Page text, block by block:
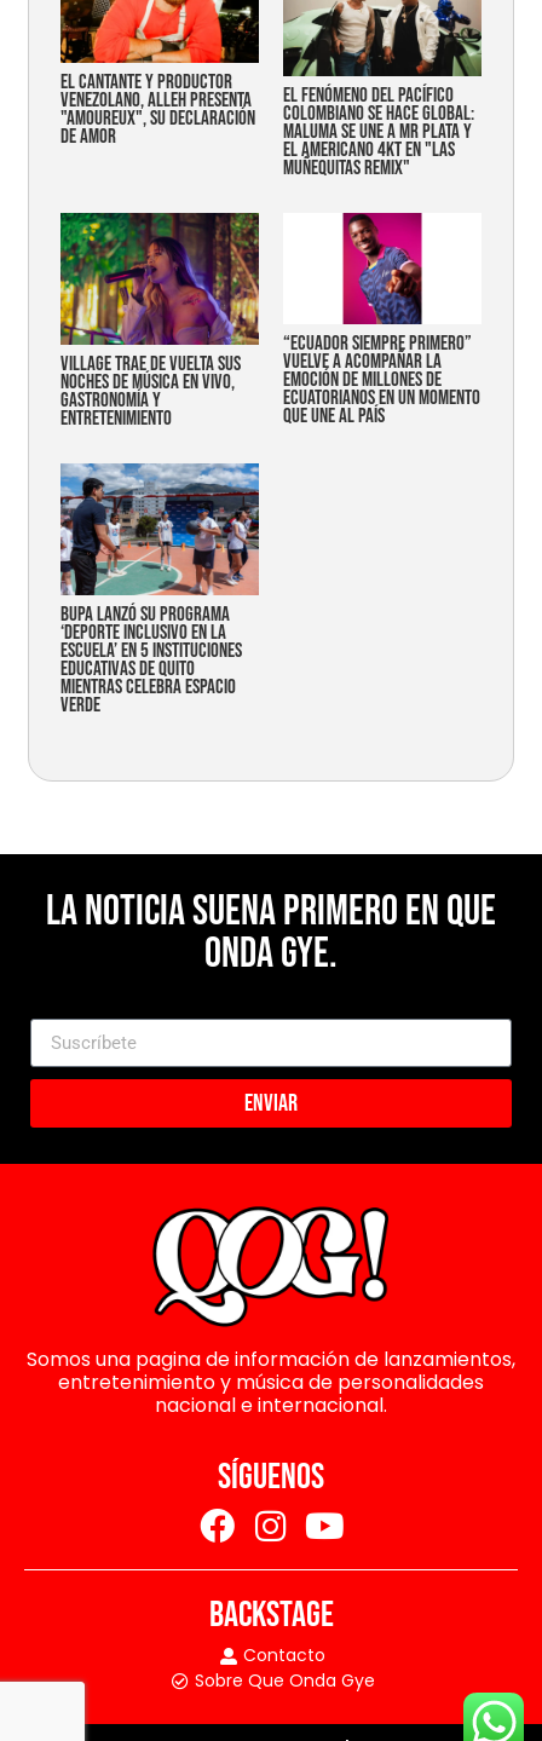
EL CANTANTE Y PRODUCTOR
VENEZOLANO, ALLEH PRESENTA
"AMOUREUX", SU DECLARACIÓN
DE AMOR
EL FENÓMENO DEL PACÍFICO
COLOMBIANO SE HACE GLOBAL:
MALUMA SE UNE A MR PLATA Y
EL AMERICANO 4KT EN "LAS
MUÑEQUITAS REMIX"
Village trae de vuelta sus
noches de música en vivo,
gastronomía y
entretenimiento
“Ecuador siempre primero”
vuelve a acompañar la
emoción de millones de
ecuatorianos en un momento
que une al país
Bupa lanzó su programa
‘Deporte Inclusivo en la
Escuela’ en 5 instituciones
educativas de Quito
mientras celebra espacio
verde
La noticia suena primero en Que
Onda Gye.
Enviar
Somos una pagina de información de lanzamientos,
entretenimiento y música de personalidades
nacional e internacional.
SÍGUENOS
BACKSTAGE
Contacto
Sobre Que Onda Gye